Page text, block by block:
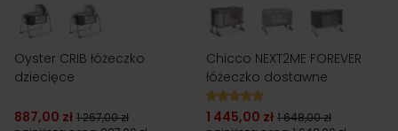
Oyster CRIB łóżeczko
dziecięce
887,00 zł 1 267,00 zł
Chicco NEXT2ME FOREVER
łóżeczko dostawne
1 445,00 zł 1 648,00 zł